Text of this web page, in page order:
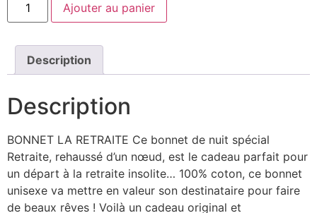
Ajouter au panier
Description
Description
BONNET LA RETRAITE Ce bonnet de nuit spécial
Retraite, rehaussé d’un nœud, est le cadeau parfait pour
un départ à la retraite insolite… 100% coton, ce bonnet
unisexe va mettre en valeur son destinataire pour faire
de beaux rêves ! Voilà un cadeau original et